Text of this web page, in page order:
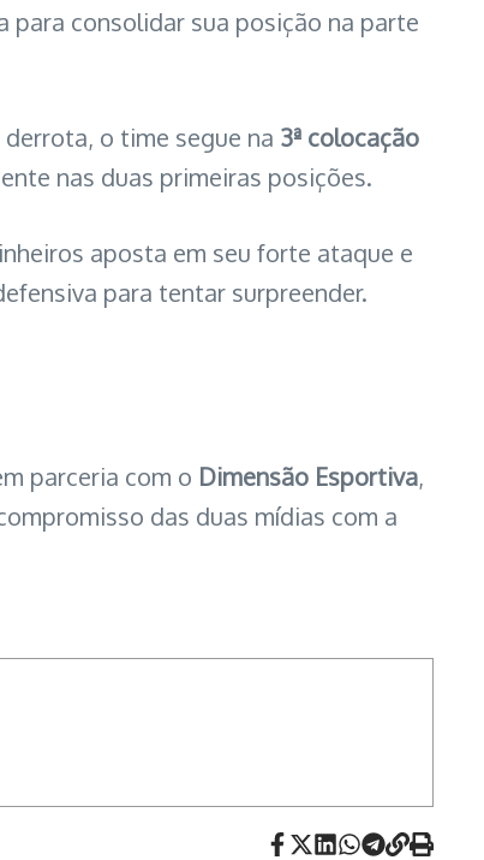
para consolidar sua posição na parte
o time segue na 3ª colocação
nas duas primeiras posições.
aposta em seu forte ataque e
para tentar surpreender.
parceria com o Dimensão Esportiva,
das duas mídias com a